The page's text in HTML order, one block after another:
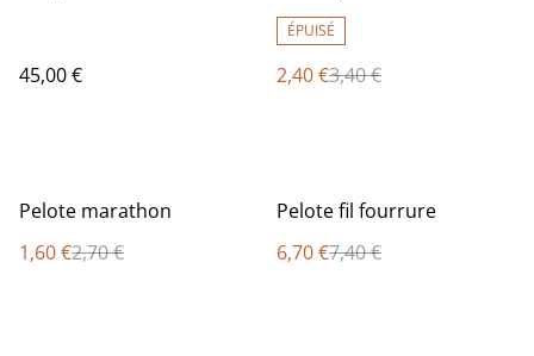
45,00 €
ÉPUISÉ
2,40 €3,40 €
%
Pelote marathon
1,60 €2,70 €
%
Pelote fil fourrure
6,70 €7,40 €